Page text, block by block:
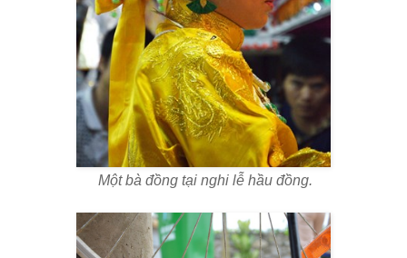
Một bà đồng tại nghi lễ hầu đồng.